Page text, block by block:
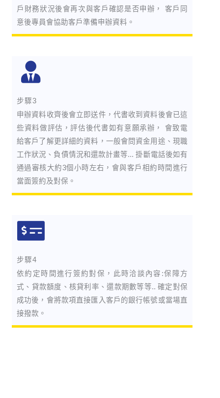
戶財務狀況後會再次與客戶確認是否申辦， 客戶同
意後專員會協助客戶準備申辦資料。
步驟3
申辦資料收齊後會立即送件，代書收到資料後會已這
些資料做評估，評估後代書如有意願承辦， 會致電
給客戶了解更詳細的資料，一般會問資金用途、現職
工作狀況、負債情況和還款計畫等... 掛斷電話後如有
通過審核大約3個小時左右，會與客戶相約時間進行
當面簽約及對保。
步驟4
依約定時間進行簽約對保，此時洽談內容:保障方
式、貸款額度、核貸利率、還款期數等等.. 確定對保
成功後，會將款項直接匯入客戶的銀行帳號或當場直
接撥款。